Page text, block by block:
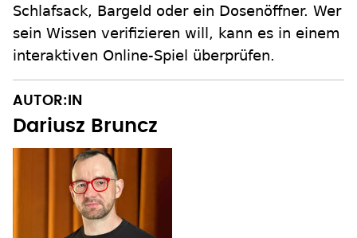
Schlafsack, Bargeld oder ein Dosenöffner. Wer
sein Wissen verifizieren will, kann es in einem
interaktiven Online-Spiel überprüfen.
AUTOR:IN
Dariusz Bruncz